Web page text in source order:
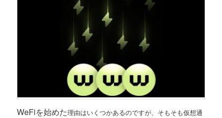
WeFiを始めた理由はいくつかあるのですが、そもそも仮想通